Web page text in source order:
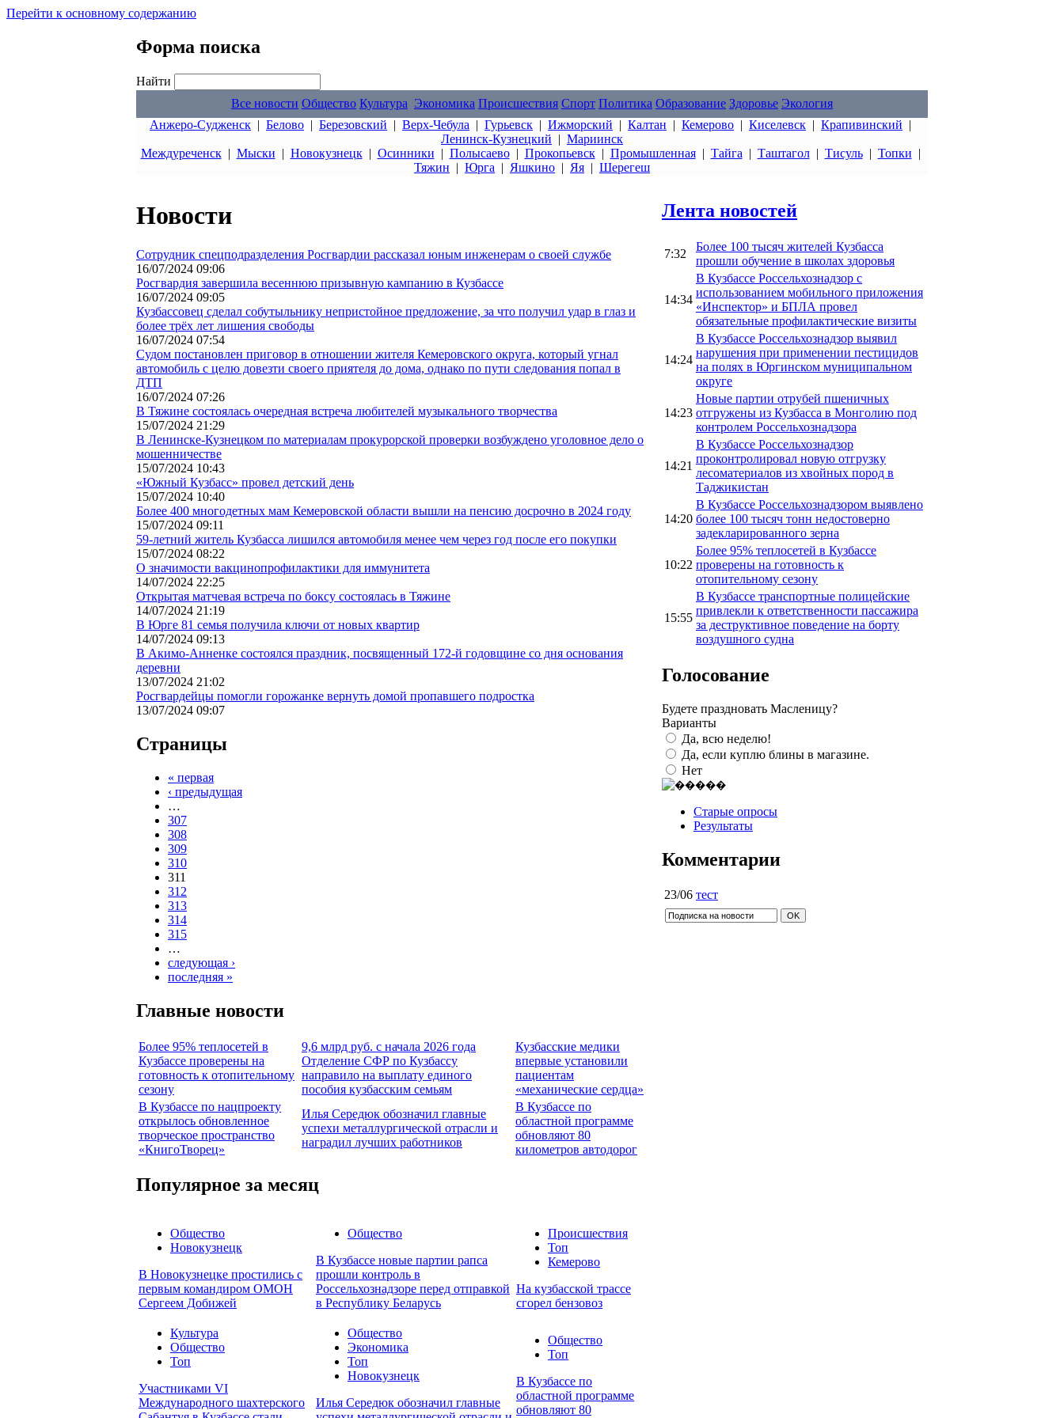
Перейти к основному содержанию
Форма поиска
Найти
Все новости Общество Культура Экономика Происшествия Спорт Политика Образование Здоровье Экология
Анжеро-Судженск | Белово | Березовский | Верх-Чебула | Гурьевск | Ижморский | Калтан | Кемерово | Киселевск | Крапивинский |
Ленинск-Кузнецкий | Мариинск
Междуреченск| Мыски | Новокузнецк| Осинники | Полысаево| Прокопьевск| Промышленная| Тайга | Таштагол| Тисуль| Топки |
Тяжин | Юрга | Яшкино | Яя | Шерегеш
Новости
Сотрудник спецподразделения Росгвардии рассказал юным инженерам о своей службе
16/07/2024 09:06
Росгвардия завершила весеннюю призывную кампанию в Кузбассе
16/07/2024 09:05
Кузбассовец сделал собутыльнику непристойное предложение, за что получил удар в глаз и
более трёх лет лишения свободы
16/07/2024 07:54
Судом постановлен приговор в отношении жителя Кемеровского округа, который угнал
автомобиль с целю довезти своего приятеля до дома, однако по пути следования попал в
ДТП
16/07/2024 07:26
В Тяжине состоялась очередная встреча любителей музыкального творчества
15/07/2024 21:29
В Ленинске-Кузнецком по материалам прокурорской проверки возбуждено уголовное дело о
мошенничестве
15/07/2024 10:43
«Южный Кузбасс» провел детский день
15/07/2024 10:40
Более 400 многодетных мам Кемеровской области вышли на пенсию досрочно в 2024 году
15/07/2024 09:11
59-летний житель Кузбасса лишился автомобиля менее чем через год после его покупки
15/07/2024 08:22
О значимости вакцинопрофилактики для иммунитета
14/07/2024 22:25
Открытая матчевая встреча по боксу состоялась в Тяжине
14/07/2024 21:19
В Юрге 81 семья получила ключи от новых квартир
14/07/2024 09:13
В Акимо-Анненке состоялся праздник, посвященный 172-й годовщине со дня основания
деревни
13/07/2024 21:02
Росгвардейцы помогли горожанке вернуть домой пропавшего подростка
13/07/2024 09:07
Страницы
« первая
‹ предыдущая
…
307
308
309
310
311
312
313
314
315
…
следующая ›
последняя »
Главные новости
Более 95% теплосетей в
Кузбассе проверены на
готовность к отопительному
сезону
9,6 млрд руб. с начала 2026 года
Отделение СФР по Кузбассу
направило на выплату единого
пособия кузбасским семьям
Кузбасские медики
впервые установили
пациентам
«механические сердца»
В Кузбассе по нацпроекту
открылось обновленное
творческое пространство
«КнигоТворец»
Илья Середюк обозначил главные
успехи металлургической отрасли и
наградил лучших работников
В Кузбассе по
областной программе
обновляют 80
километров автодорог
Популярное за месяц
Общество
Новокузнецк
В Новокузнецке простились с
первым командиром ОМОН
Сергеем Добижей
Общество
В Кузбассе новые партии рапса
прошли контроль в
Россельхознадзоре перед отправкой
в Республику Беларусь
Происшествия
Топ
Кемерово
На кузбасской трассе
сгорел бензовоз
Культура
Общество
Топ
Участниками VI
Международного шахтерского
Общество
Экономика
Топ
Новокузнецк
Илья Середюк обозначил главные
Общество
Топ
В Кузбассе по
областной программе
обновляют 80
Лента новостей
7:32
Более 100 тысяч жителей Кузбасса
прошли обучение в школах здоровья
14:34
В Кузбассе Россельхознадзор с
использованием мобильного приложения
«Инспектор» и БПЛА провел
обязательные профилактические визиты
14:24
В Кузбассе Россельхознадзор выявил
нарушения при применении пестицидов
на полях в Юргинском муниципальном
округе
14:23
Новые партии отрубей пшеничных
отгружены из Кузбасса в Монголию под
контролем Россельхознадзора
14:21
В Кузбассе Россельхознадзор
проконтролировал новую отгрузку
лесоматериалов из хвойных пород в
Таджикистан
14:20
В Кузбассе Россельхознадзором выявлено
более 100 тысяч тонн недостоверно
задекларированного зерна
10:22
Более 95% теплосетей в Кузбассе
проверены на готовность к
отопительному сезону
15:55
В Кузбассе транспортные полицейские
привлекли к ответственности пассажира
за деструктивное поведение на борту
воздушного судна
Голосование
Будете праздновать Масленицу?
Варианты
Да, всю неделю!
Да, если куплю блины в магазине.
Нет
Старые опросы
Результаты
Комментарии
23/06 тест